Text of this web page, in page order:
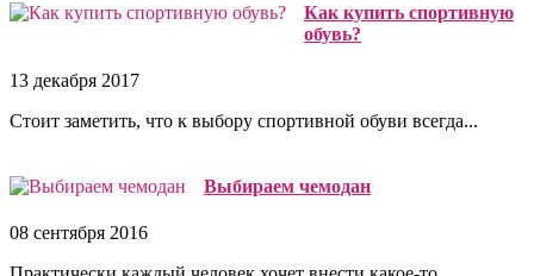
Как купить спортивную
обувь?
13 декабря 2017
Стоит заметить, что к выбору спортивной обуви всегда...
Выбираем чемодан
08 сентября 2016